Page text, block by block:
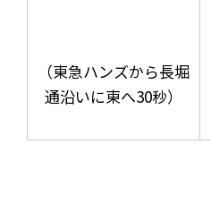
（東急ハンズから長堀
通沿いに東へ30秒）